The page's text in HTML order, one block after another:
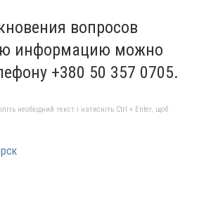
вопросов
информацию можно
+380 50 357 0705.
необхідний текст і натисніть Ctrl + Enter, щоб